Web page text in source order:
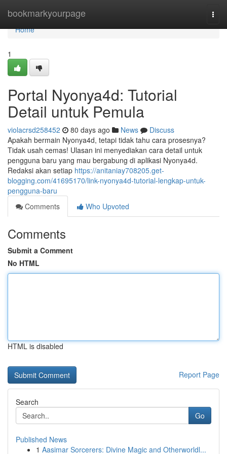
bookmarkyourpage
Home
Home
1
Portal Nyonya4d: Tutorial
Detail untuk Pemula
violacrsd258452 80 days ago News
Discuss
Apakah bermain Nyonya4d, tetapi tidak tahu cara prosesnya?
Tidak usah cemas! Ulasan ini menyediakan cara detail untuk
pengguna baru yang mau bergabung di aplikasi Nyonya4d.
Redaksi akan setiap https://anitaniay708205.get-
blogging.com/41695170/link-nyonya4d-tutorial-lengkap-untuk-
pengguna-baru
Comments
Who Upvoted
Comments
Submit a Comment
No HTML
HTML is disabled
Report Page
Search
Go
Published News
1 Aasimar Sorcerers: Divine Magic and Otherworldl...